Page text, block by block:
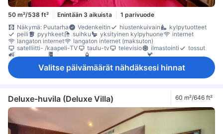
50 m²/538 ft² Enintään 3 aikuista
1 parivuode
Näkymä: Puutarha
Vedenkeitin hiustenkuivain
kylpytuotteet
peili
pyyhkeet suihku yksityinen kylpyhuone
internet
langaton internet
langaton internet (maksuton)
satelliitti- /kaapeli-TV
taulu-tv televisio ilmastointi
tossut
äänieristys
jääkaappi maksuton pullovesi
minibaari
naulakko
sammutin
Savuttomia huoneita
Valitse päivämäärät nähdäksesi hinnat
Deluxe-huvila (Deluxe Villa) 60 m²/646 ft²